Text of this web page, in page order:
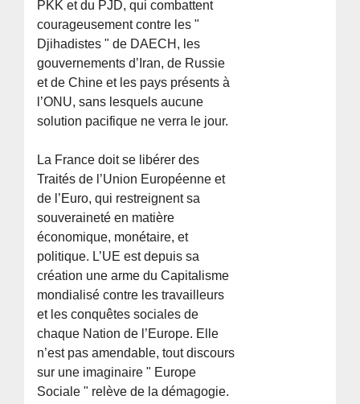
PKK et du PJD, qui combattent
courageusement contre les "
Djihadistes " de DAECH, les
gouvernements d’Iran, de Russie
et de Chine et les pays présents à
l’ONU, sans lesquels aucune
solution pacifique ne verra le jour.
La France doit se libérer des
Traités de l’Union Européenne et
de l’Euro, qui restreignent sa
souveraineté en matière
économique, monétaire, et
politique. L’UE est depuis sa
création une arme du Capitalisme
mondialisé contre les travailleurs
et les conquêtes sociales de
chaque Nation de l’Europe. Elle
n’est pas amendable, tout discours
sur une imaginaire " Europe
Sociale " relève de la démagogie.